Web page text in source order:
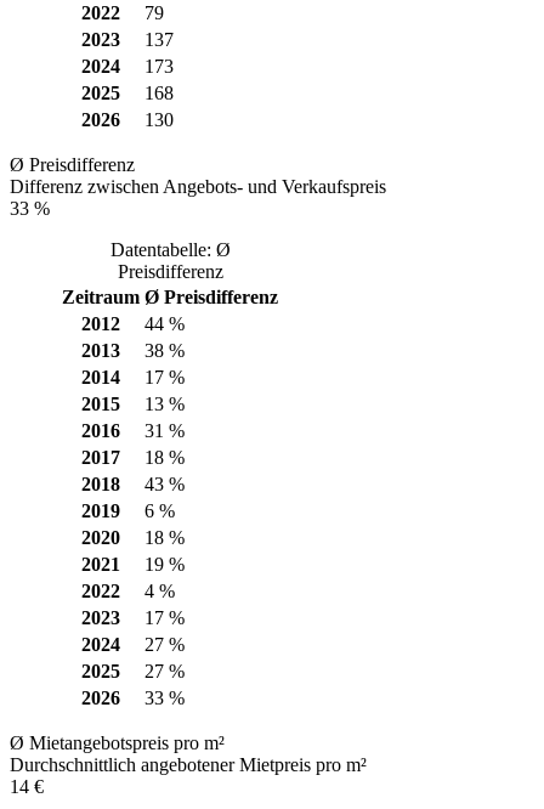
2022
79
2023
137
2024
173
2025
168
2026
130
Ø Preisdifferenz
Differenz zwischen Angebots- und Verkaufspreis
33 %
Datentabelle: Ø
Preisdifferenz
Zeitraum Ø Preisdifferenz
2012
44 %
2013
38 %
2014
17 %
2015
13 %
2016
31 %
2017
18 %
2018
43 %
2019
6 %
2020
18 %
2021
19 %
2022
4 %
2023
17 %
2024
27 %
2025
27 %
2026
33 %
Ø Mietangebotspreis pro m²
Durchschnittlich angebotener Mietpreis pro m²
14 €